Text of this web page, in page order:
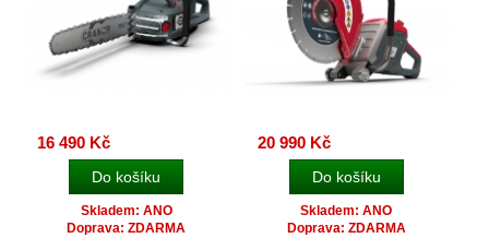
16 490 Kč
Skladem: ANO
Doprava: ZDARMA
20 990 Kč
Skladem: ANO
Doprava: ZDARMA